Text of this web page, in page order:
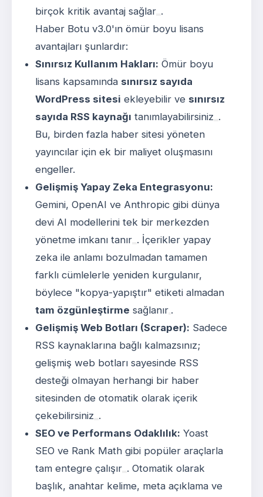
birçok kritik avantaj sağlar .
Haber Botu v3.0'ın ömür boyu lisans
avantajları şunlardır:
Sınırsız Kullanım Hakları: Ömür boyu
lisans kapsamında sınırsız sayıda
WordPress sitesi ekleyebilir ve sınırsız
sayıda RSS kaynağı tanımlayabilirsiniz .
Bu, birden fazla haber sitesi yöneten
yayıncılar için ek bir maliyet oluşmasını
engeller.
Gelişmiş Yapay Zeka Entegrasyonu:
Gemini, OpenAI ve Anthropic gibi dünya
devi AI modellerini tek bir merkezden
yönetme imkanı tanır . İçerikler yapay
zeka ile anlamı bozulmadan tamamen
farklı cümlelerle yeniden kurgulanır,
böylece "kopya-yapıştır" etiketi almadan
tam özgünleştirme sağlanır .
Gelişmiş Web Botları (Scraper): Sadece
RSS kaynaklarına bağlı kalmazsınız;
gelişmiş web botları sayesinde RSS
desteği olmayan herhangi bir haber
sitesinden de otomatik olarak içerik
çekebilirsiniz .
SEO ve Performans Odaklılık: Yoast
SEO ve Rank Math gibi popüler araçlarla
tam entegre çalışır . Otomatik olarak
başlık, anahtar kelime, meta açıklama ve